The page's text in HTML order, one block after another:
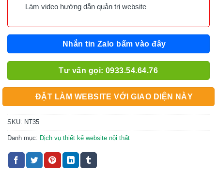
Làm video hướng dẫn quản trị website
Nhắn tin Zalo bấm vào đây
Tư vấn gọi: 0933.54.64.76
ĐẶT LÀM WEBSITE VỚI GIAO DIỆN NÀY
SKU: NT35
Danh mục: Dịch vụ thiết kế website nội thất